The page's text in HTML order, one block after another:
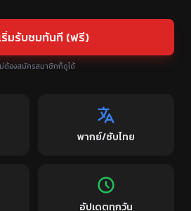
ริ่มรับชมทันที (ฟรี)
ม่ต้องสมัครสมาชิกก็ดูได้
พากย์/ซับไทย
อัปเดตทุกวัน